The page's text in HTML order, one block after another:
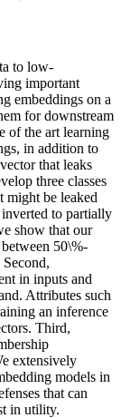
to low-
important
embeddings on a
for downstream
of the art learning
in addition to
that leaks
three classes
might be leaked
to partially
show that our
50\%-
in inputs and
Attributes such
an inference
Third,
extensively
models in
that can
in utility.